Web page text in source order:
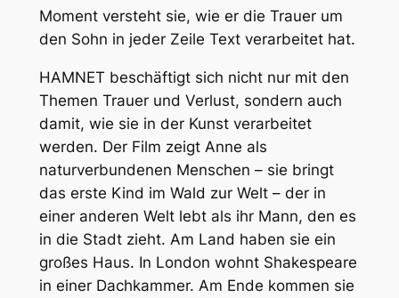
Moment versteht sie, wie er die Trauer um
den Sohn in jeder Zeile Text verarbeitet hat.
HAMNET beschäftigt sich nicht nur mit den
Themen Trauer und Verlust, sondern auch
damit, wie sie in der Kunst verarbeitet
werden. Der Film zeigt Anne als
naturverbundenen Menschen – sie bringt
das erste Kind im Wald zur Welt – der in
einer anderen Welt lebt als ihr Mann, den es
in die Stadt zieht. Am Land haben sie ein
großes Haus. In London wohnt Shakespeare
in einer Dachkammer. Am Ende kommen sie